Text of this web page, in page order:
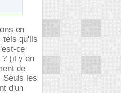
en
tels qu'ils
ce
? (il y en
de
Seuls les
d'un